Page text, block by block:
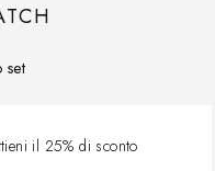
set
il 25% di sconto